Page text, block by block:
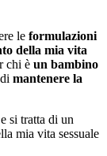
le formulazioni
della mia vita
chi è un bambino
mantenere la
e si tratta di un
mia vita sessuale